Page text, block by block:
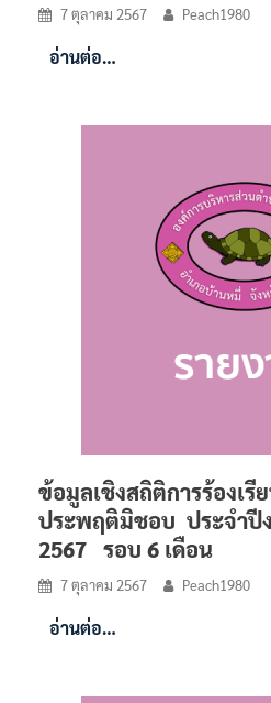
7 ตุลาคม 2567 Peach1980
อ่านต่อ…
ข้อมูลเชิงสถิติการร้องเรี
ประพฤติมิชอบ ประจำ
2567 รอบ 6 เดือน
7 ตุลาคม 2567 Peach1980
อ่านต่อ…